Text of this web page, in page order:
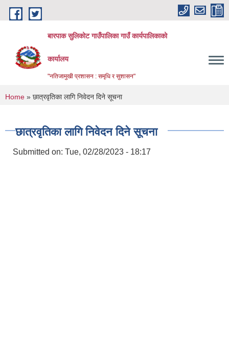
Skip to main content
बारपाक सुलिकोट गाउँपालिका गाउँ कार्यपालिकाको
कार्यालय
"नतिजामुखी प्रशासन : समृधि र सुशासन"
You are here
Home » छात्रवृतिका लागि निवेदन दिने सूचना
छात्रवृतिका लागि निवेदन दिने सूचना
Submitted on: Tue, 02/28/2023 - 18:17